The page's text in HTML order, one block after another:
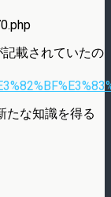
載されていたの
たな知識を得る